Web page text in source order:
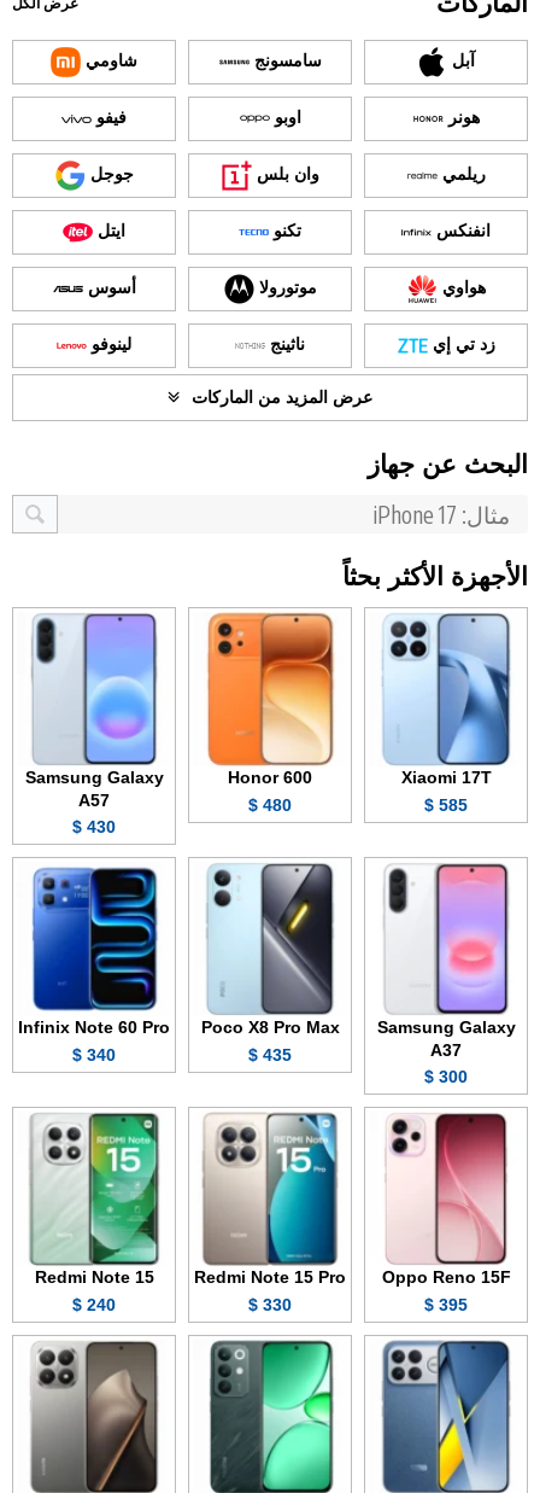
عرض الكل
آبل سامسونج شاومي
هونر اوبو فيفو
ريلمي وان بلس جوجل
انفنكس تكنو ايتل
هواوي موتورولا أسوس
زد تي إي ناثينج لينوفو
عرض المزيد من الماركات
البحث عن جهاز
الأجهزة الأكثر بحثاً
Xiaomi 17T
585 $
Honor 600
480 $
Samsung Galaxy
A57
430 $
Samsung Galaxy
A37
300 $
Poco X8 Pro Max
435 $
Infinix Note 60 Pro
340 $
Oppo Reno 15F
395 $
Redmi Note 15 Pro
330 $
Redmi Note 15
240 $